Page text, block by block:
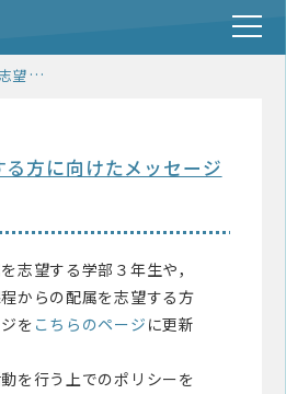
本研究室を志望する方に向けたメッセージを更新しました.
方に向けたメッセージ
志望する学部３年生や，
からの配属を志望する方
を こちらのページ に更新
を行う上でのポリシーを